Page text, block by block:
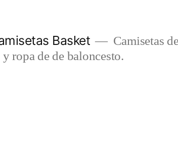
Basket
Camisetas
ropa de de baloncesto.